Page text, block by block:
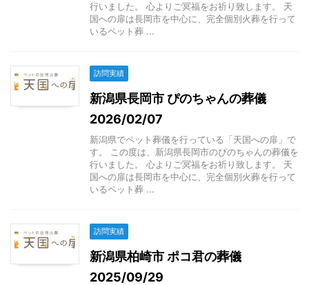
行いました。 心よりご冥福をお祈り致します。 天
国への扉は長岡市を中心に、完全個別火葬を行って
いるペット葬 ...
訪問実績
新潟県長岡市 ぴのちゃんの葬儀
2026/02/07
新潟県でペット葬儀を行っている「天国への扉」で
す。 この度は、新潟県長岡市のぴのちゃんの葬儀を
行いました。 心よりご冥福をお祈り致します。 天
国への扉は長岡市を中心に、完全個別火葬を行って
いるペット葬 ...
訪問実績
新潟県柏崎市 ポコ君の葬儀
2025/09/29